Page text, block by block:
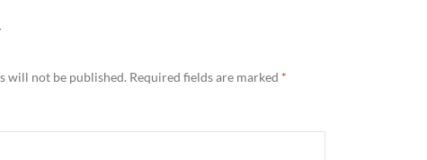
will not be published. Required fields are marked *